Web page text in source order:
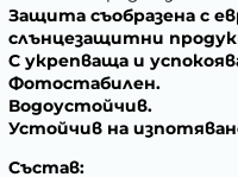
Защита съобразена с
слънцезащитни
С укрепваща и
Фотостабилен.
Водоустойчив.
Устойчив на
Състав: